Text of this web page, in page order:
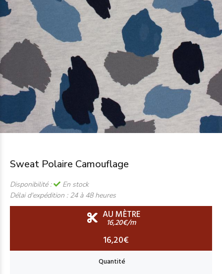
Sweat Polaire Camouflage
Disponibilité :
En stock
Délai d'expédition : 24 à 48 heures
AU MÈTRE
16,20€/m
16,20€